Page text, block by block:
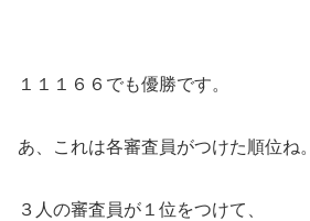
１１１６６でも優勝です。
あ、これは各審査員がつけた順位ね。
３人の審査員が１位をつけて、